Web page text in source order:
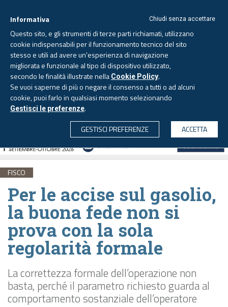
CERCA
Venerdì, 7 agosto 2026 - Aggiornato alle 6.00
FISCO
Per le accise sul gasolio,
la buona fede non si
prova con la sola
regolarità formale
La correttezza formale dell’operazione non
basta, perché il parametro richiesto guarda al
comportamento sostanziale dell’operatore
Chiudi senza accettare
Informativa
Questo sito, e gli strumenti di terze parti richiamati, utilizzano
cookie indispensabili per il funzionamento tecnico del sito
stesso e utili ad avere un'esperienza di navigazione
migliorata e funzionale al tipo di dispositivo utilizzato,
secondo le finalità illustrate nella Cookie Policy.
Se vuoi saperne di più o negare il consenso a tutti o ad alcuni
cookie, puoi farlo in qualsiasi momento selezionando
Gestisci le preferenze.
GESTISCI PREFERENZE
ACCETTA